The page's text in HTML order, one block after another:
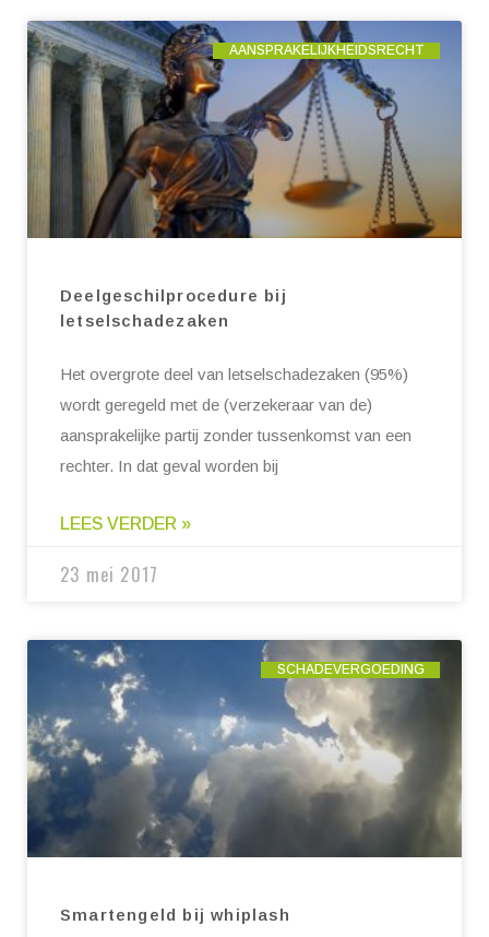
AANSPRAKELIJKHEIDSRECHT
Deelgeschilprocedure bij
letselschadezaken
Het overgrote deel van letselschadezaken (95%)
wordt geregeld met de (verzekeraar van de)
aansprakelijke partij zonder tussenkomst van een
rechter. In dat geval worden bij
LEES VERDER »
23 mei 2017
SCHADEVERGOEDING
Smartengeld bij whiplash